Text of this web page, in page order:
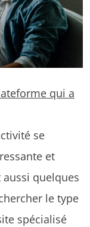
qui a
se
et
quelques
le type
spécialisé